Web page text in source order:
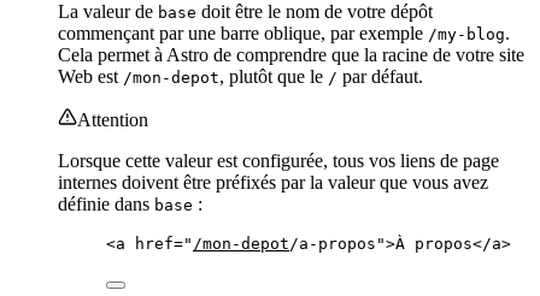
La valeur de base doit être le nom de votre dépôt
commençant par une barre oblique, par exemple /my-blog.
Cela permet à Astro de comprendre que la racine de votre site
Web est /mon-depot, plutôt que le / par défaut.
Attention
Lorsque cette valeur est configurée, tous vos liens de page
internes doivent être préfixés par la valeur que vous avez
définie dans base :
<a href=" /mon-depot/a-propos ">À propos</a>